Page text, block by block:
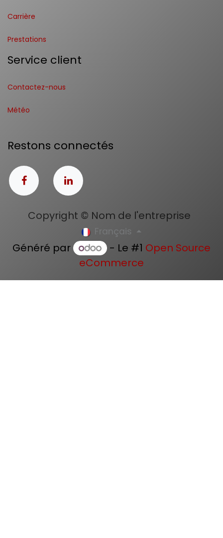
Carrière
Prestations
Service client
Contactez-nous
Météo
Restons connectés
Copyright © Nom de l'entreprise
Français
Généré par - Le #1 Open Source
eCommerce